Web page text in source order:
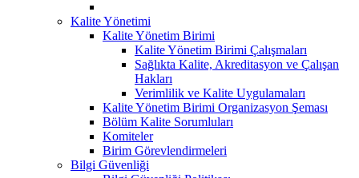
Kalite Yönetimi
Kalite Yönetim Birimi
Kalite Yönetim Birimi Çalışmaları
Sağlıkta Kalite, Akreditasyon ve Çalışan
Hakları
Verimlilik ve Kalite Uygulamaları
Kalite Yönetim Birimi Organizasyon Şeması
Bölüm Kalite Sorumluları
Komiteler
Birim Görevlendirmeleri
Bilgi Güvenliği